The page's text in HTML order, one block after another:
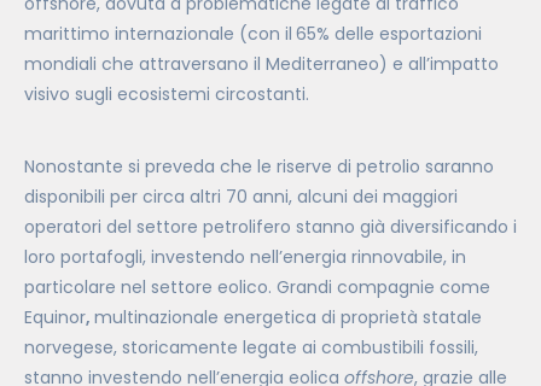
marittimo internazionale (con il 65% delle esportazioni
mondiali che attraversano il Mediterraneo) e all’impatto
visivo sugli ecosistemi circostanti.
Nonostante si preveda che le riserve di petrolio saranno
disponibili per circa altri 70 anni, alcuni dei maggiori
operatori del settore petrolifero stanno già diversificando i
loro portafogli, investendo nell’energia rinnovabile, in
particolare nel settore eolico. Grandi compagnie come
Equinor, multinazionale energetica di proprietà statale
norvegese, storicamente legate ai combustibili fossili,
stanno investendo nell’energia eolica offshore, grazie alle